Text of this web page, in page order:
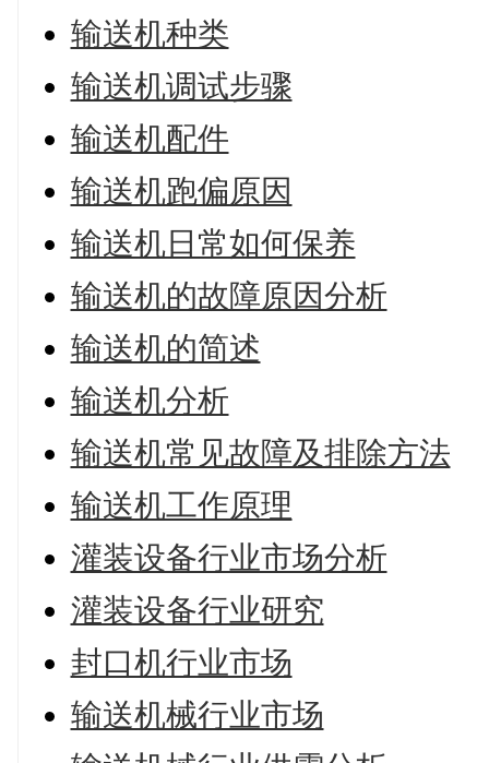
输送机种类
输送机调试步骤
输送机配件
输送机跑偏原因
输送机日常如何保养
输送机的故障原因分析
输送机的简述
输送机分析
输送机常见故障及排除方法
输送机工作原理
灌装设备行业市场分析
灌装设备行业研究
封口机行业市场
输送机械行业市场